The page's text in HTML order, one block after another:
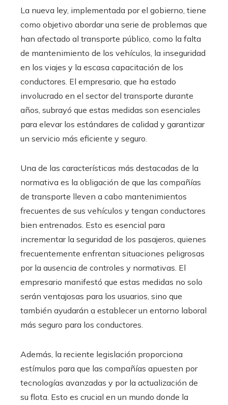
La nueva ley, implementada por el gobierno, tiene
como objetivo abordar una serie de problemas que
han afectado al transporte público, como la falta
de mantenimiento de los vehículos, la inseguridad
en los viajes y la escasa capacitación de los
conductores. El empresario, que ha estado
involucrado en el sector del transporte durante
años, subrayó que estas medidas son esenciales
para elevar los estándares de calidad y garantizar
un servicio más eficiente y seguro.
Una de las características más destacadas de la
normativa es la obligación de que las compañías
de transporte lleven a cabo mantenimientos
frecuentes de sus vehículos y tengan conductores
bien entrenados. Esto es esencial para
incrementar la seguridad de los pasajeros, quienes
frecuentemente enfrentan situaciones peligrosas
por la ausencia de controles y normativas. El
empresario manifestó que estas medidas no solo
serán ventajosas para los usuarios, sino que
también ayudarán a establecer un entorno laboral
más seguro para los conductores.
Además, la reciente legislación proporciona
estímulos para que las compañías apuesten por
tecnologías avanzadas y por la actualización de
su flota. Esto es crucial en un mundo donde la